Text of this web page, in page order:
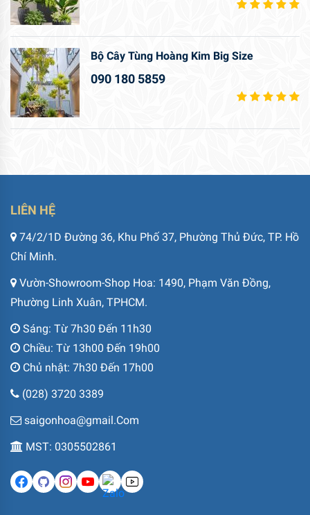
Bộ Cây Tùng Hoàng Kim Big Size
090 180 5859
LIÊN HỆ
74/2/1D Đường 36, Khu Phố 37, Phường Thủ Đức, TP. Hồ
Chí Minh.
Vườn-Showroom-Shop Hoa: 1490, Phạm Văn Đồng,
Phường Linh Xuân, TPHCM.
Sáng: Từ 7h30 Đến 11h30
Chiều: Từ 13h00 Đến 19h00
Chủ nhật: 7h30 Đến 17h00
(028) 3720 3389
saigonhoa@gmail.Com
MST: 0305502861